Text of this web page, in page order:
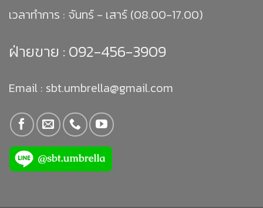
เวลาทำการ : จันทร์ - เสาร์ (08.00-17.00)
ฝ่ายขาย : 092-456-3909
Email : sbt.umbrella@gmail.com